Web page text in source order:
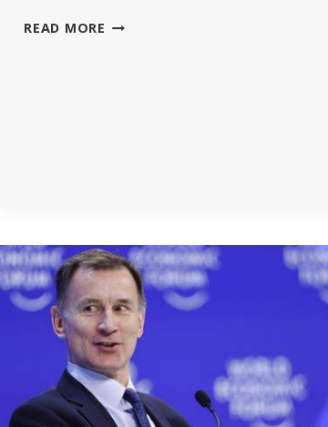
READ MORE FLORIDA: